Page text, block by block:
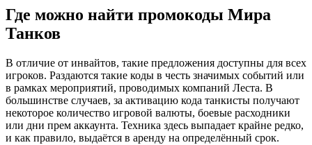
Где можно найти промокоды Мира
Танков
В отличие от инвайтов, такие предложения доступны для всех
игроков. Раздаются такие коды в честь значимых событий или
в рамках мероприятий, проводимых компаний Леста. В
большинстве случаев, за активацию кода танкисты получают
некоторое количество игровой валюты, боевые расходники
или дни прем аккаунта. Техника здесь выпадает крайне редко,
и как правило, выдаётся в аренду на определённый срок.